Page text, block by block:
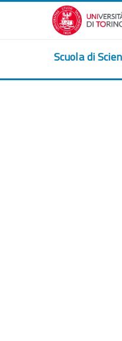
Перейти к основному
Scuola di